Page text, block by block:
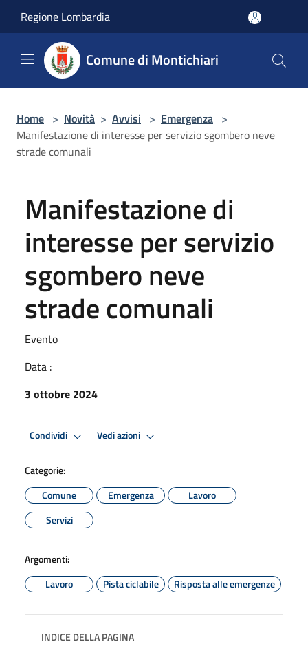
Regione Lombardia
Comune di Montichiari
Home > Novità > Avvisi > Emergenza >
Manifestazione di interesse per servizio sgombero neve
strade comunali
Manifestazione di
interesse per servizio
sgombero neve
strade comunali
Evento
Data :
3 ottobre 2024
Condividi Vedi azioni
Categorie:
Comune
Emergenza
Lavoro
Servizi
Argomenti:
Lavoro
Pista ciclabile Risposta alle emergenze
INDICE DELLA PAGINA